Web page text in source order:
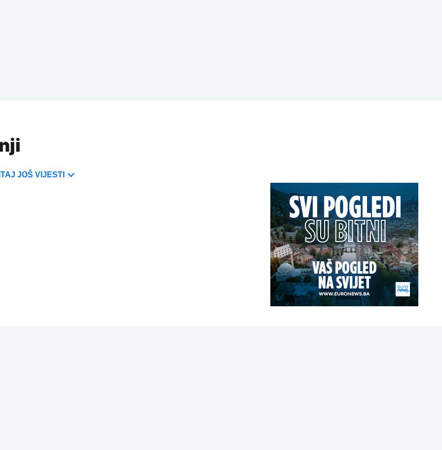
JOŠ VIJESTI